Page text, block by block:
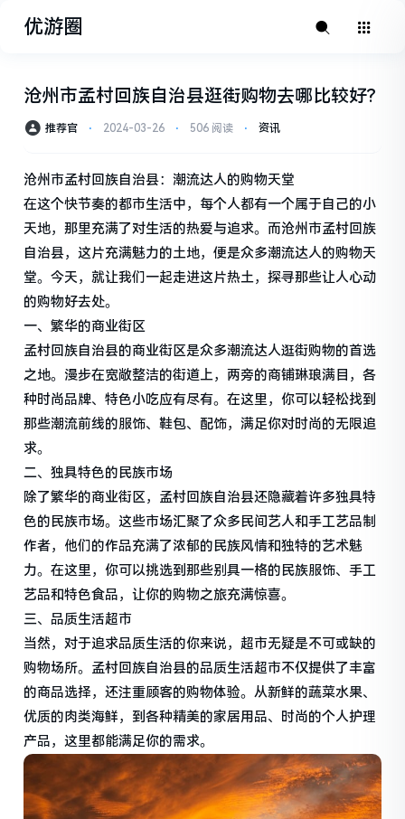
优游圈
沧州市孟村回族自治县逛街购物去哪比较好?
推荐官 ⋅ 2024-03-26 ⋅ 506 阅读 ⋅ 资讯
沧州市孟村回族自治县：潮流达人的购物天堂
在这个快节奏的都市生活中，每个人都有一个属于自己的小
天地，那里充满了对生活的热爱与追求。而沧州市孟村回族
自治县，这片充满魅力的土地，便是众多潮流达人的购物天
堂。今天，就让我们一起走进这片热土，探寻那些让人心动
的购物好去处。
一、繁华的商业街区
孟村回族自治县的商业街区是众多潮流达人逛街购物的首选
之地。漫步在宽敞整洁的街道上，两旁的商铺琳琅满目，各
种时尚品牌、特色小吃应有尽有。在这里，你可以轻松找到
那些潮流前线的服饰、鞋包、配饰，满足你对时尚的无限追
求。
二、独具特色的民族市场
除了繁华的商业街区，孟村回族自治县还隐藏着许多独具特
色的民族市场。这些市场汇聚了众多民间艺人和手工艺品制
作者，他们的作品充满了浓郁的民族风情和独特的艺术魅
力。在这里，你可以挑选到那些别具一格的民族服饰、手工
艺品和特色食品，让你的购物之旅充满惊喜。
三、品质生活超市
当然，对于追求品质生活的你来说，超市无疑是不可或缺的
购物场所。孟村回族自治县的品质生活超市不仅提供了丰富
的商品选择，还注重顾客的购物体验。从新鲜的蔬菜水果、
优质的肉类海鲜，到各种精美的家居用品、时尚的个人护理
产品，这里都能满足你的需求。